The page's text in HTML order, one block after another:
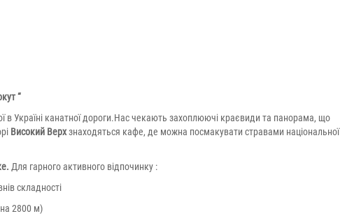
“
в Україні канатної дороги.Нас чекають захоплюючі краєвиди та панорама, що
Високий Верхзнаходяться кафе, де можна посмакувати стравами національної
Для гарного активного відпочинку :
складності
2800 м)